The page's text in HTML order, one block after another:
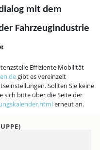
mit dem
Fahrzeugindustrie
Effiziente Mobilität
gibt es vereinzelt
Sollten Sie keine
sich bitte über die Seite der
erneut an.